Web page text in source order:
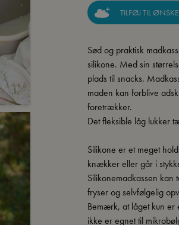
TILFØJ TIL
Sød og praktisk
silikone. Med sin
plads til snacks.
maden kan forblive
foretrækker.
Det fleksible låg lukker
Silikone er et meget
knækker eller går i
Silikonemadkassen kan
fryser og selvfølgelig
Bemærk, at låget kun
ikke er egnet til